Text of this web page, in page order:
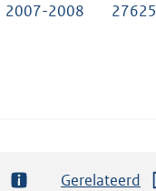
2007-2008
Gerelateerd